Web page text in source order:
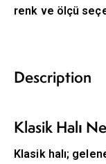
renk ve ölçü
Description
Klasik Halı
Klasik halı;